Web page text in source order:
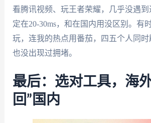
看腾讯视频、玩王者荣耀，几乎没遇
定在20-30ms，和在国内用没区别。有
玩，连我的热点用番茄，四五个人同时
也没出现过拥堵。
最后：选对工具，海
回”国内